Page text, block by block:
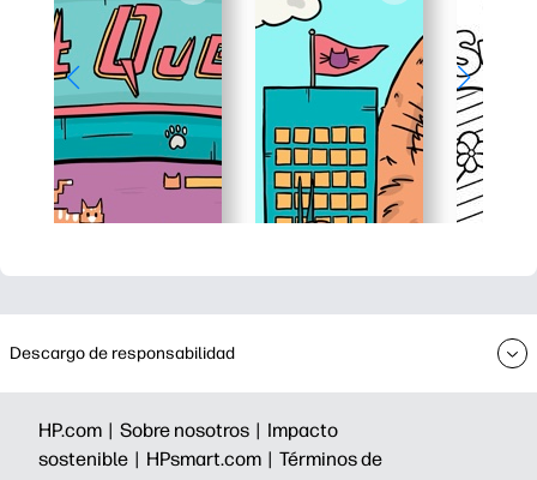
Descargo de responsabilidad
HP.com | Sobre nosotros | Impacto
sostenible | HPsmart.com | Términos de